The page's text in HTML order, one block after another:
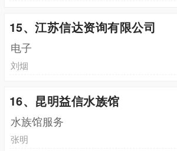
15、江苏信达资询有限公司
电子
刘烟
16、昆明益信水族馆
水族馆服务
张明